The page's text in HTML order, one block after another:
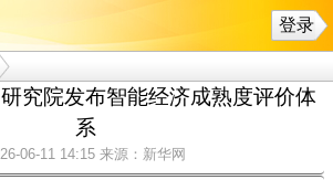
登录
究院发布智能经济成熟度评价体
系
06-11 14:15 来源：新华网